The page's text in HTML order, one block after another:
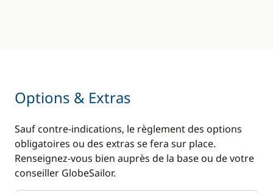
Options & Extras
Sauf contre-indications, le règlement des options
obligatoires ou des extras se fera sur place.
Renseignez-vous bien auprès de la base ou de votre
conseiller GlobeSailor.